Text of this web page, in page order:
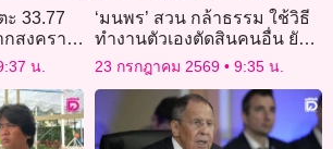
33.77
กสงคราม
น.
‘มนพร’ สวน กล้าธรรม ใช้วิธี
ทำงานตัวเองตัดสินคนอื่น ยัน
‘สุริยะ’ ยึดความเหมาะสมไม่มี
เรียกผลประโยชน์
23 กรกฎาคม 2569 9:35 น.